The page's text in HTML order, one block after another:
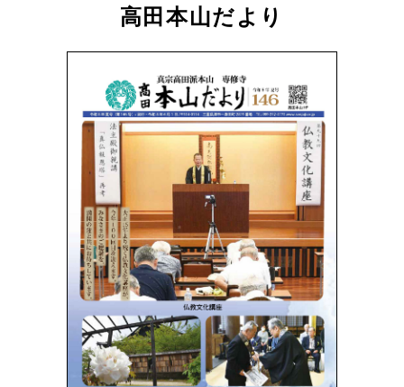
高田本山だより